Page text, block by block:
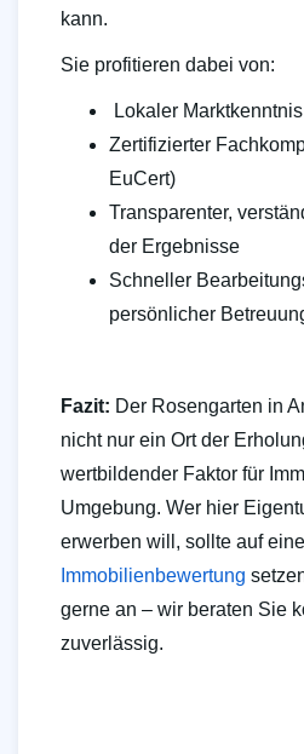
kann.
Sie profitieren dabei von:
Lokaler Marktkenntnis
Zertifizierter
EuCert)
Transparenter,
der Ergebnisse
Schneller
persönlicher
Fazit: Der Rosengarten in
nicht nur ein Ort der
wertbildender Faktor für
Umgebung. Wer hier
erwerben will, sollte auf
Immobilienbewertung
gerne an – wir beraten Sie
zuverlässig.